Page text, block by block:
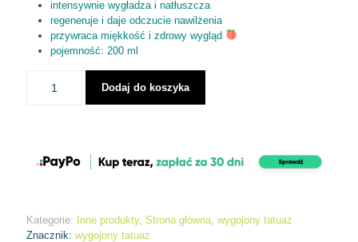
intensywnie wygładza i natłuszcza
regeneruje i daje odczucie nawilżenia
przywraca miękkość i zdrowy wygląd
pojemność: 200 ml
Dodaj do koszyka
Kategorie: Inne produkty, Strona główna, wygojony tatuaż
Znacznik: wygojony tatuaż